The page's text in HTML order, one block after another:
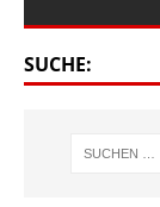
SUCHE: